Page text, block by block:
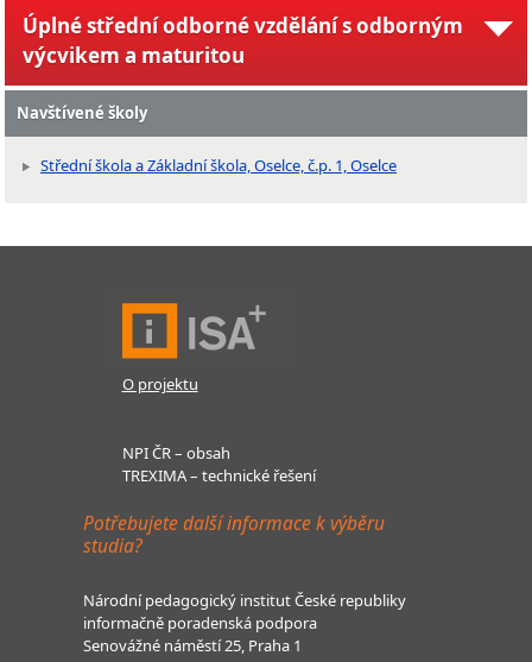
Úplné střední odborné vzdělání s odborným
výcvikem a maturitou
Navštívené školy
Střední škola a Základní škola, Oselce, č.p. 1, Oselce
O projektu
NPI ČR – obsah
TREXIMA – technické řešení
Potřebujete další informace k výběru
studia?
Národní pedagogický institut České republiky
informačně poradenská podpora
Senovážné náměstí 25, Praha 1